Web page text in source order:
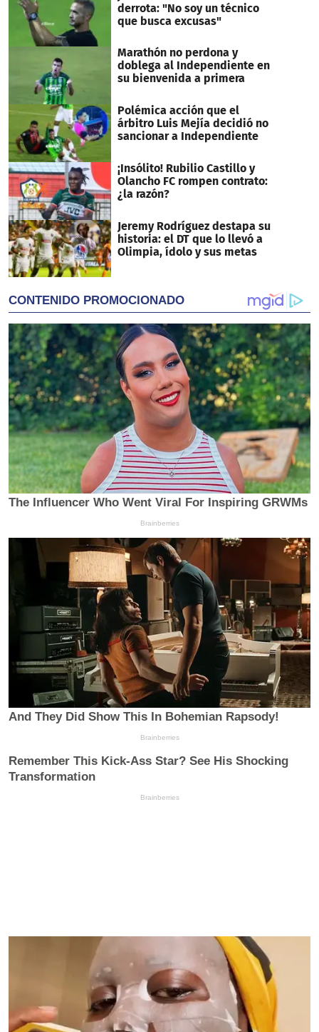
derrota: "No soy un técnico
que busca excusas"
Marathón no perdona y
doblega al Independiente en
su bienvenida a primera
Polémica acción que el
árbitro Luis Mejía decidió no
sancionar a Independiente
¡Insólito! Rubilio Castillo y
Olancho FC rompen contrato:
¿la razón?
Jeremy Rodríguez destapa su
historia: el DT que lo llevó a
Olimpia, ídolo y sus metas